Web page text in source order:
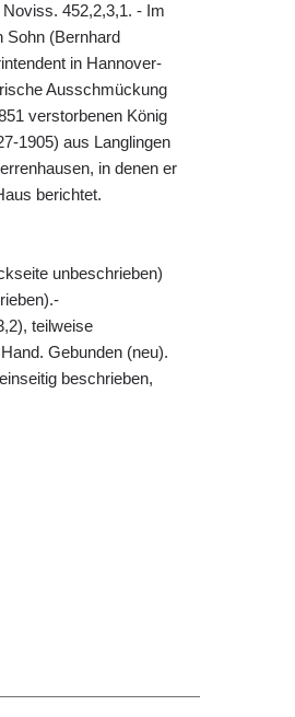
452,2,3,1. - Im
Sohn (Bernhard
in Hannover-
Ausschmückung
verstorbenen König
1905) aus Langlingen
in denen er
berichtet.
unbeschrieben)
teilweise
Gebunden (neu).
beschrieben,